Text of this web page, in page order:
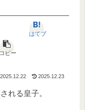
はてブ
コピー
2025.12.22 2025.12.23
れる皇子。